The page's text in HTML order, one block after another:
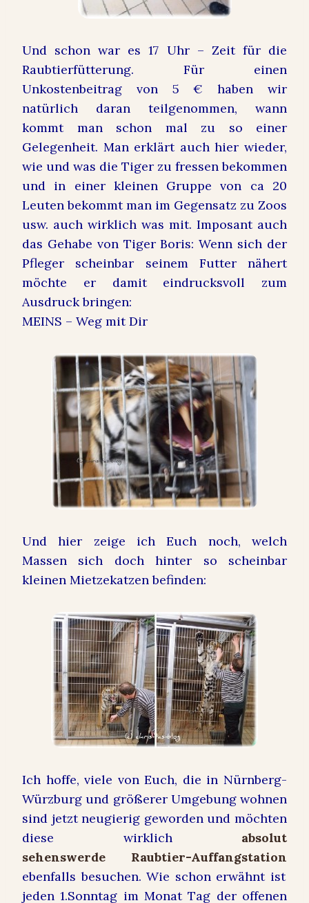
Und schon war es 17 Uhr – Zeit für die
Raubtierfütterung. Für einen
Unkostenbeitrag von 5 € haben wir
natürlich daran teilgenommen, wann
kommt man schon mal zu so einer
Gelegenheit. Man erklärt auch hier wieder,
wie und was die Tiger zu fressen bekommen
und in einer kleinen Gruppe von ca 20
Leuten bekommt man im Gegensatz zu Zoos
usw. auch wirklich was mit. Imposant auch
das Gehabe von Tiger Boris: Wenn sich der
Pfleger scheinbar seinem Futter nähert
möchte er damit eindrucksvoll zum
Ausdruck bringen:
MEINS – Weg mit Dir
Und hier zeige ich Euch noch, welch
Massen sich doch hinter so scheinbar
kleinen Mietzekatzen befinden:
Ich hoffe, viele von Euch, die in Nürnberg-
Würzburg und größerer Umgebung wohnen
sind jetzt neugierig geworden und möchten
diese wirklich absolut
sehenswerde Raubtier-Auffangstation
ebenfalls besuchen. Wie schon erwähnt ist
jeden 1.Sonntag im Monat Tag der offenen